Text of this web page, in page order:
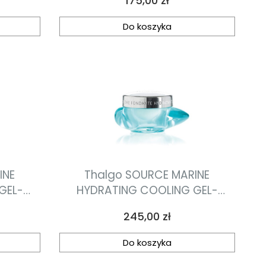
oczyszczający 7*1,2ml
Do koszyka
Thalgo SOURCE MARINE
HYDRATING COOLING GEL-
orzeźwiający 50ml
Cena
245,00 zł
Do koszyka